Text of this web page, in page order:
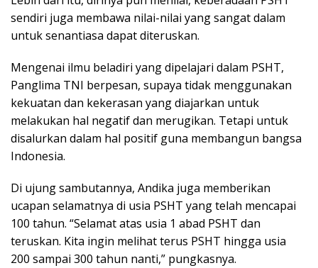
sendiri juga membawa nilai-nilai yang sangat dalam
untuk senantiasa dapat diteruskan.
Mengenai ilmu beladiri yang dipelajari dalam PSHT,
Panglima TNI berpesan, supaya tidak menggunakan
kekuatan dan kekerasan yang diajarkan untuk
melakukan hal negatif dan merugikan. Tetapi untuk
disalurkan dalam hal positif guna membangun bangsa
Indonesia.
Di ujung sambutannya, Andika juga memberikan
ucapan selamatnya di usia PSHT yang telah mencapai
100 tahun. “Selamat atas usia 1 abad PSHT dan
teruskan. Kita ingin melihat terus PSHT hingga usia
200 sampai 300 tahun nanti,” pungkasnya.